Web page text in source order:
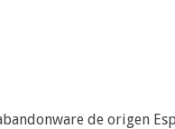
de origen